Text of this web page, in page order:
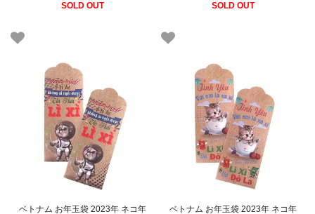
SOLD OUT
SOLD OUT
ベトナム お年玉袋 2023年 ネコ年
ベトナム お年玉袋 2023年 ネコ年